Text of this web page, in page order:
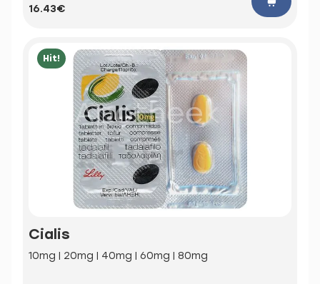
16.43€
Hit!
Cialis
10mg | 20mg | 40mg | 60mg | 80mg